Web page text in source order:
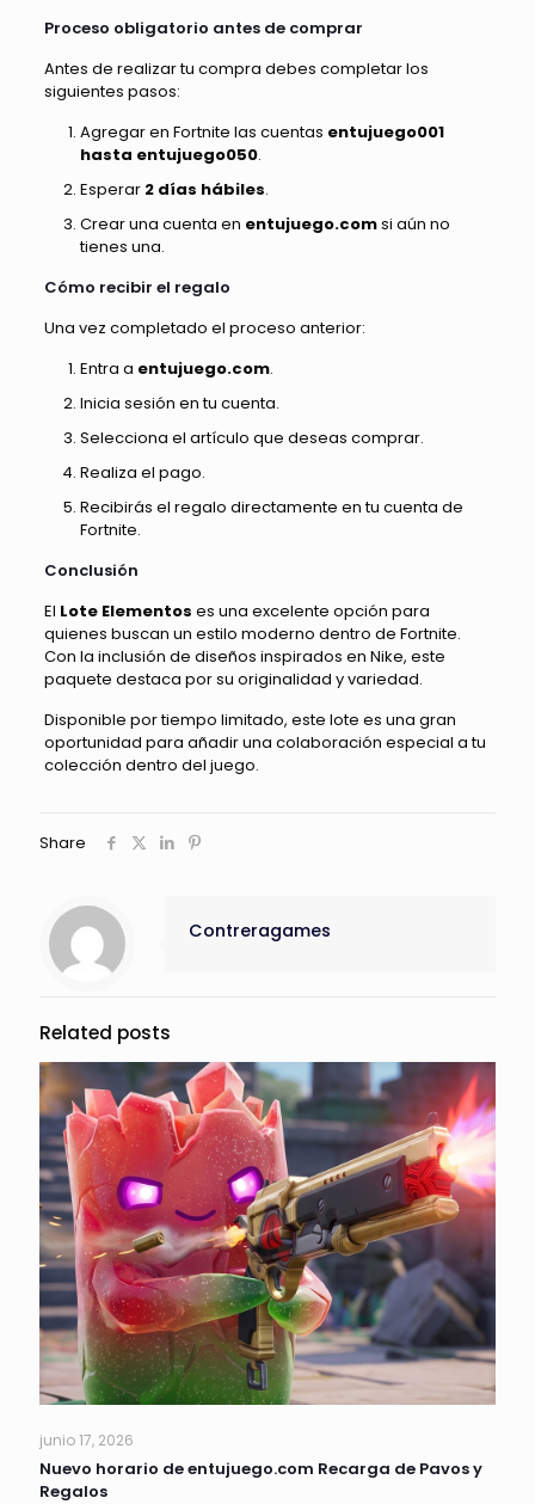
Proceso obligatorio antes de comprar
Antes de realizar tu compra debes completar los
siguientes pasos:
Agregar en Fortnite las cuentas entujuego001
hasta entujuego050.
Esperar 2 días hábiles.
Crear una cuenta en entujuego.comsi aún no
tienes una.
Cómo recibir el regalo
Una vez completado el proceso anterior:
Entra a entujuego.com.
Inicia sesión en tu cuenta.
Selecciona el artículo que deseas comprar.
Realiza el pago.
Recibirás el regalo directamente en tu cuenta de
Fortnite.
Conclusión
El Lote Elementos es una excelente opción para
quienes buscan un estilo moderno dentro de Fortnite.
Con la inclusión de diseños inspirados en Nike, este
paquete destaca por su originalidad y variedad.
Disponible por tiempo limitado, este lote es una gran
oportunidad para añadir una colaboración especial a tu
colección dentro del juego.
Share
Contreragames
Related posts
junio 17, 2026
Nuevo horario de entujuego.com Recarga de Pavos y
Regalos